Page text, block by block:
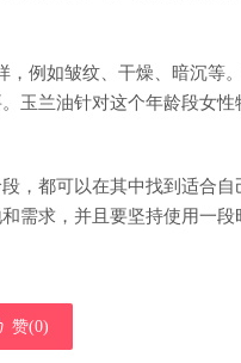
例如皱纹、干燥、暗沉等
玉兰油针对这个年龄段女性
，都可以在其中找到适合
需求，并且要坚持使用一
赞(0)